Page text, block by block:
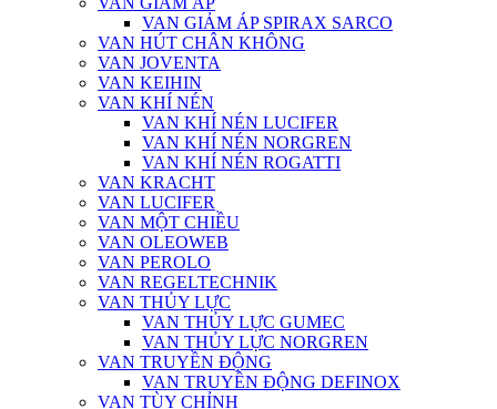
VAN GIẢM ÁP SPIRAX SARCO
VAN HÚT CHÂN KHÔNG
VAN JOVENTA
VAN KEIHIN
VAN KHÍ NÉN
VAN KHÍ NÉN LUCIFER
VAN KHÍ NÉN NORGREN
VAN KHÍ NÉN ROGATTI
VAN KRACHT
VAN LUCIFER
VAN MỘT CHIỀU
VAN OLEOWEB
VAN PEROLO
VAN REGELTECHNIK
VAN THỦY LỰC
VAN THỦY LỰC GUMEC
VAN THỦY LỰC NORGREN
VAN TRUYỀN ĐỘNG
VAN TRUYỀN ĐỘNG DEFINOX
VAN TÙY CHỈNH